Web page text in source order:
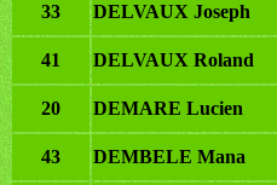
33
DELVAUX Joseph
41 DELVAUX Roland
20 DEMARE Lucien
43 DEMBELE Mana